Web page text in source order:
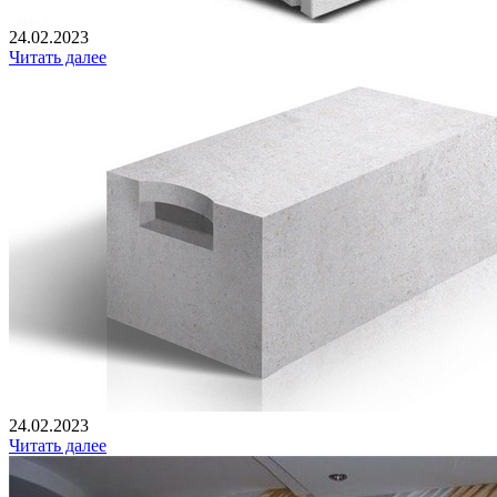
24.02.2023
Читать далее
24.02.2023
Читать далее